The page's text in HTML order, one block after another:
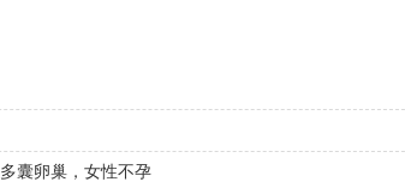
多囊卵巢，女性不孕